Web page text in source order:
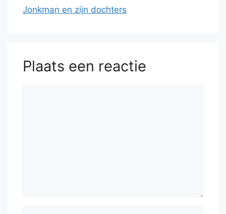
Jonkman en zijn dochters
Plaats een reactie